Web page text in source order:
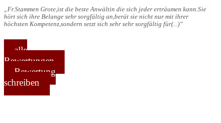
Fr.Stammen Grote,ist die beste Anwältin die sich jeder erträumen kann.Sie
hört sich ihre Belange sehr sorgfältig an,berät sie nicht nur mit ihrer
höchsten Kompetenz,sondern setzt sich sehr sehr sorgfältig für(...)
alle
Bewertungen
Bewertung
schreiben